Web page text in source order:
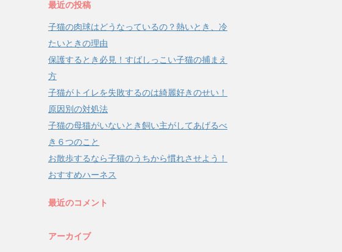
最近の投稿
子猫の肉球はどうなっているの？熱いとき、冷
たいときの理由
保護するとき必見！すばしっこい子猫の捕まえ
方
子猫がトイレを失敗するのは綺麗好きのせい！
原因別の対処法
子猫の母猫がいないとき飼い主がしてあげるべ
き６つのこと
お散歩するなら子猫のうちから慣れさせよう！
おすすめハーネス
最近のコメント
アーカイブ